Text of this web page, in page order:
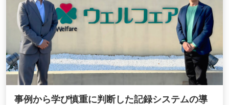
事例から学び慎重に判断した記録システムの導